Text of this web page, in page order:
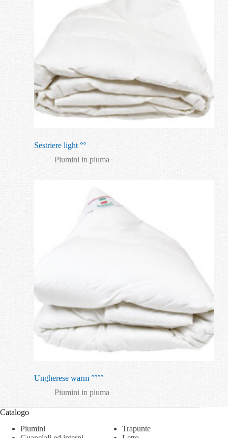
Sestriere light °°
Piumini in piuma
Ungherese warm °°°°
Piumini in piuma
Catalogo
Piumini
Trapunte